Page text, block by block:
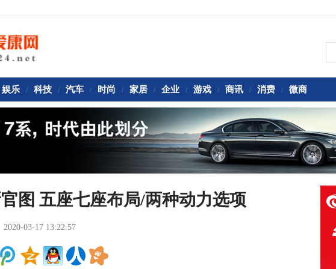
娱乐 / 科技 / 汽车 / 时尚 / 家居 / 企业 / 游戏 / 商讯 / 消费 / 微商
图 五座七座布局/两种动力选项
2020-03-17 13:22:57